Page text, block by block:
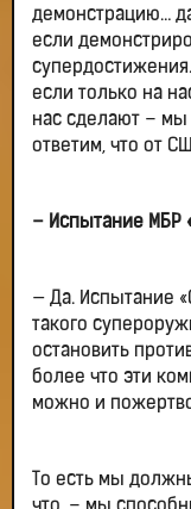
демонстрацию…
если
если только на
нас сделают – мы
ответим, что от
– Испытание МБР
— Да. Испытание
такого
остановить
более что эти
можно и
То есть мы